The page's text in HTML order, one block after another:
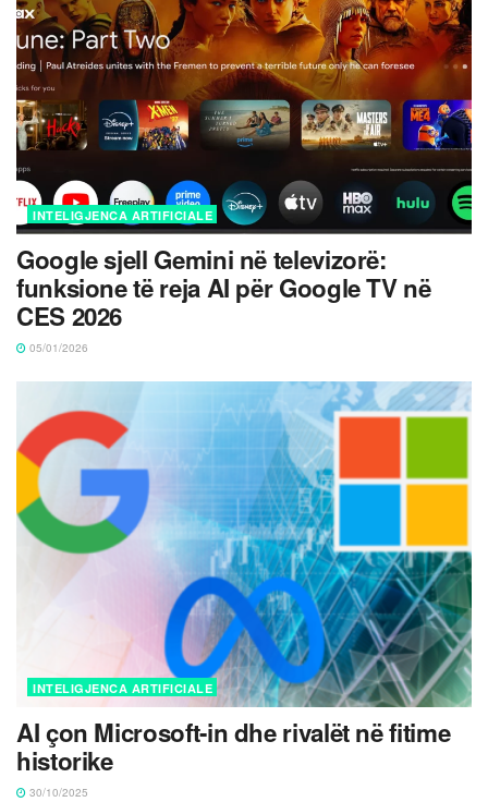
INTELIGJENCA ARTIFICIALE
Google sjell Gemini në televizorë:
funksione të reja AI për Google TV në
CES 2026
05/01/2026
INTELIGJENCA ARTIFICIALE
AI çon Microsoft-in dhe rivalët në fitime
historike
30/10/2025